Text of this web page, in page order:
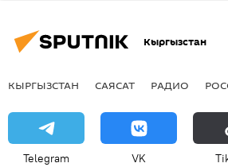
Кыргызстан
КЫРГЫЗСТАН САЯСАТ РАДИО
Telegram VK